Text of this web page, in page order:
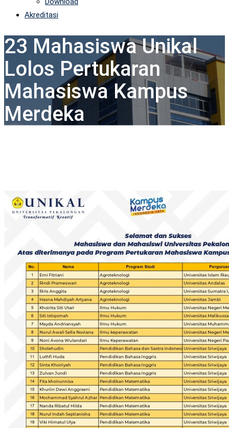
Akreditasi
23 Mahasiswa Unikal
Lolos Pertukaran
Mahasiswa Kampus
Merdeka